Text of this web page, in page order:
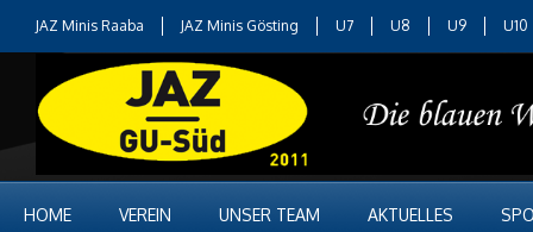
JAZ Minis Raaba JAZ Minis Gösting U7 U8 U9 U10
HOME VEREIN UNSER TEAM AKTUELLES